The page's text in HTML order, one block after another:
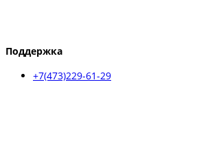
Поддержка
+7(473)229-61-29